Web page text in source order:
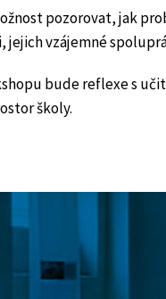
pozorovat, jak
jejich vzájemné
bude reflexe s
školy.